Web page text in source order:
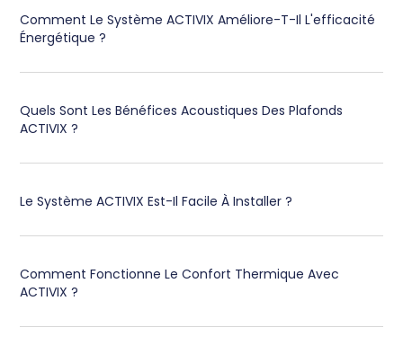
Comment Le Système ACTIVIX Améliore-T-Il L'efficacité
Énergétique ?
Quels Sont Les Bénéfices Acoustiques Des Plafonds
ACTIVIX ?
Le Système ACTIVIX Est-Il Facile À Installer ?
Comment Fonctionne Le Confort Thermique Avec
ACTIVIX ?